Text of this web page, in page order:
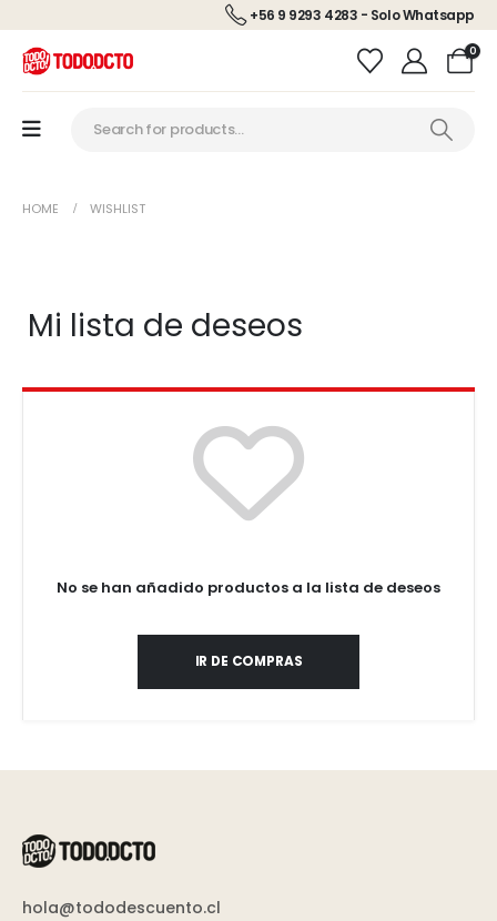
+56 9 9293 4283 - Solo Whatsapp
0
HOME WISHLIST
Mi lista de deseos
No se han añadido productos a la lista de deseos
IR DE COMPRAS
hola@tododescuento.cl